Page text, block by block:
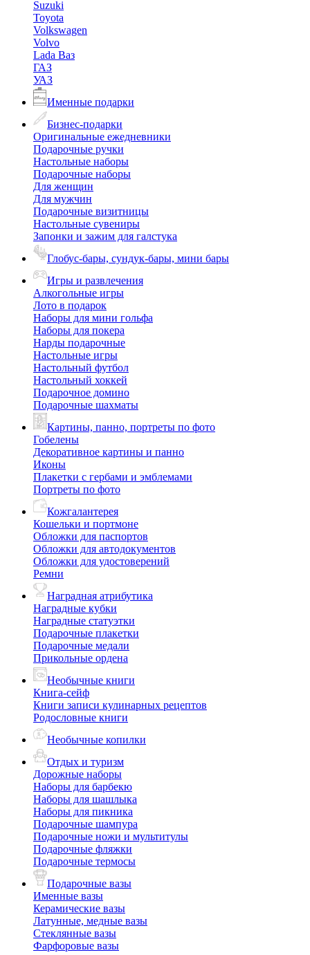
Suzuki
Toyota
Volkswagen
Volvo
Lada Ваз
ГАЗ
УАЗ
Именные подарки
Бизнес-подарки
Оригинальные ежедневники
Подарочные ручки
Настольные наборы
Подарочные наборы
Для женщин
Для мужчин
Подарочные визитницы
Настольные сувениры
Запонки и зажим для галстука
Глобус-бары, сундук-бары, мини бары
Игры и развлечения
Алкогольные игры
Лото в подарок
Наборы для мини гольфа
Наборы для покера
Нарды подарочные
Настольные игры
Настольный футбол
Настольный хоккей
Подарочное домино
Подарочные шахматы
Картины, панно, портреты по фото
Гобелены
Декоративное картины и панно
Иконы
Плакетки с гербами и эмблемами
Портреты по фото
Кожгалантерея
Кошельки и портмоне
Обложки для паспортов
Обложки для автодокументов
Обложки для удостоверений
Ремни
Наградная атрибутика
Наградные кубки
Наградные статуэтки
Подарочные плакетки
Подарочные медали
Прикольные ордена
Необычные книги
Книга-сейф
Книги записи кулинарных рецептов
Родословные книги
Необычные копилки
Отдых и туризм
Дорожные наборы
Наборы для барбекю
Наборы для шашлыка
Наборы для пикника
Подарочные шампура
Подарочные ножи и мультитулы
Подарочные фляжки
Подарочные термосы
Подарочные вазы
Именные вазы
Керамические вазы
Латунные, медные вазы
Стеклянные вазы
Фарфоровые вазы